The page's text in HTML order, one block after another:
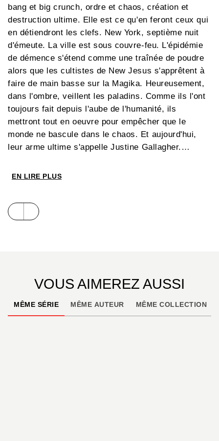
bang et big crunch, ordre et chaos, création et
destruction ultime. Elle est ce qu'en feront ceux qui
en détiendront les clefs. New York, septième nuit
d'émeute. La ville est sous couvre-feu. L'épidémie
de démence s'étend comme une traînée de poudre
alors que les cultistes de New Jesus s'apprêtent à
faire de main basse sur la Magika. Heureusement,
dans l'ombre, veillent les paladins. Comme ils l'ont
toujours fait depuis l'aube de l'humanité, ils
mettront tout en oeuvre pour empêcher que le
monde ne bascule dans le chaos. Et aujourd'hui,
leur arme ultime s'appelle Justine Gallagher.
avec talent monstres sanguinolents, univers
couleurs par
EN LIRE PLUS
VOUS AIMEREZ AUSSI
MÊME SÉRIE MÊME AUTEUR MÊME COLLECTION